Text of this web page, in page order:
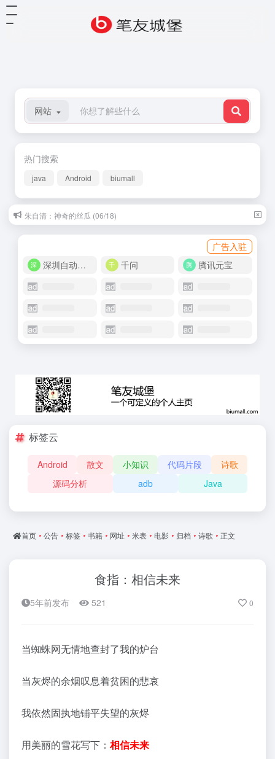
网站
热门搜索
java Android biumall
朱自清：神奇的丝瓜 (06/18)
广告入驻
深圳自动化商城
千问 腾讯元宝
标签云
Android 散文 小知识 代码片段
诗歌
源码分析
adb Java
首页 • 公告 • 标签 • 书籍 • 网址 • 米表 • 电影 • 归档 • 诗歌 • 正文
食指：相信未来
5年前发布 521 0
当蜘蛛网无情地查封了我的炉台
当灰烬的余烟叹息着贫困的悲哀
我依然固执地铺平失望的灰烬
用美丽的雪花写下： 相信未来